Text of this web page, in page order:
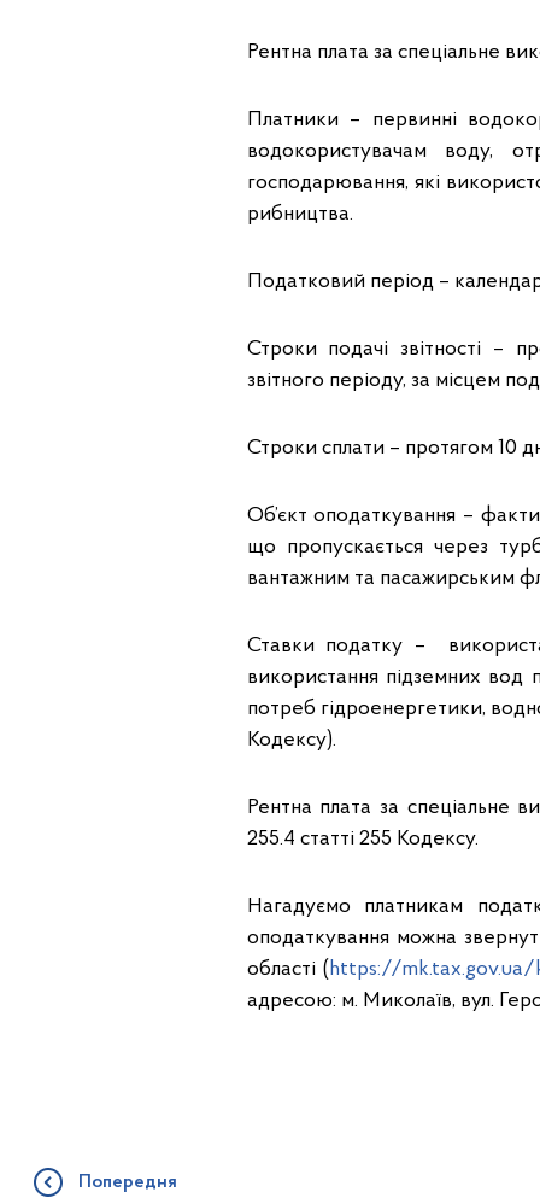
Рентна плата за спеціальне
Платники – первинні
водокористувачам воду,
господарювання, які
рибництва.
Податковий період –
Строки подачі звітності –
звітного періоду, за місцем
Строки сплати – протягом 10
Об’єкт оподаткування –
що пропускається через
вантажним та пасажирським
Ставки податку –
використання підземних вод
потреб гідроенергетики,
Кодексу).
Рентна плата за спеціальне
255.4 статті 255 Кодексу.
Нагадуємо платникам
оподаткування можна
області ( https://
адресою: м. Миколаїв, вул.
Попередня